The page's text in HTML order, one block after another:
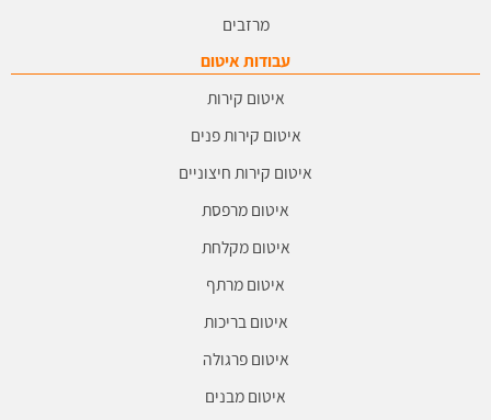
מרזבים
עבודות איטום
איטום קירות
איטום קירות פנים
איטום קירות חיצוניים
איטום מרפסת
איטום מקלחת
איטום מרתף
איטום בריכות
איטום פרגולה
איטום מבנים